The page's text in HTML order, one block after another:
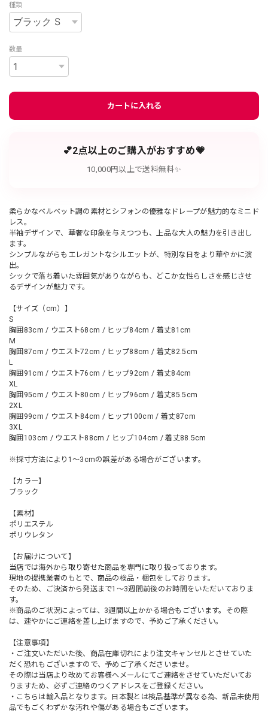
種類
数量
カートに入れる
💕2点以上のご購入がおすすめ💗
10,000円以上で送料無料✨
柔らかなベルベット調の素材とシフォンの優雅なドレープが魅力的なミニド
レス。
半袖デザインで、華奢な印象を与えつつも、上品な大人の魅力を引き出し
ます。
シンプルながらもエレガントなシルエットが、特別な日をより華やかに演
出。
シックで落ち着いた雰囲気がありながらも、どこか女性らしさを感じさせ
るデザインが魅力です。
【サイズ（cm）】
S
胸囲83cm / ウエスト68cm / ヒップ84cm / 着丈81cm
M
胸囲87cm / ウエスト72cm / ヒップ88cm / 着丈82.5cm
L
胸囲91cm / ウエスト76cm / ヒップ92cm / 着丈84cm
XL
胸囲95cm / ウエスト80cm / ヒップ96cm / 着丈85.5cm
2XL
胸囲99cm / ウエスト84cm / ヒップ100cm / 着丈87cm
3XL
胸囲103cm / ウエスト88cm / ヒップ104cm / 着丈88.5cm
※採寸方法により1～3cmの誤差がある場合がございます。
【カラー】
ブラック
【素材】
ポリエステル
ポリウレタン
【お届けについて】
当店では海外から取り寄せた商品を専門に取り扱っております。
現地の提携業者のもとで、商品の検品・梱包をしております。
そのため、ご決済から発送まで1～3週間前後のお時間をいただいておりま
す。
※商品のご状況によっては、3週間以上かかる場合もございます。その際
は、速やかにご連絡を差し上げますので、予めご了承ください。
【注意事項】
・ご注文いただいた後、商品在庫切れにより注文キャンセルとさせていた
だく恐れもございますので、予めご了承くださいませ。
その際は当店より改めてお客様へメールにてご連絡をさせていただいてお
りますため、必ずご連絡のつくアドレスをご登録ください。
・こちらは輸入品となります。日本製とは検品基準が異なる為、新品未使用
品でもごくわずかな汚れや傷がある場合もございます。